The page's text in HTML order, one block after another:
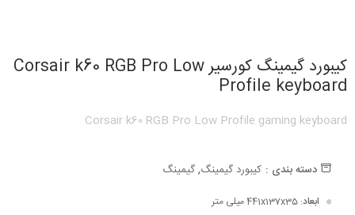
کیبورد گیمینگ کورسیر Corsair k60 RGB Pro Low
Profile keyboard
Corsair k60 RGB Pro Low Profile gaming keyboard
دسته بندی : کیبورد گیمینگ,گیمینگ
ابعاد: 441x137x35 میلی‌ متر